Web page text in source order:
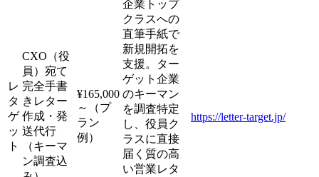
レ
タ
ゲ
ッ
ト
CXO（役
員）宛て
完全手書
きレター
作成・発
送代行
（キーマ
ン調査込
¥165,000
～（プ
ラン
例）
企業トップ
クラスへの
直筆手紙で
新規開拓を
支援。ター
ゲット企業
のキーマン
を調査特定
し、役員ク
ラスに直接
届く質の高
い営業レタ
https://letter-target.jp/